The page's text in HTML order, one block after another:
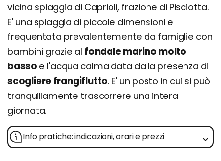
vicina spiaggia di Caprioli, frazione di Pisciotta.
E' una spiaggia di piccole dimensioni e
frequentata prevalentemente da famiglie con
bambini grazie al fondale marino molto
basso e l'acqua calma data dalla presenza di
scogliere frangiflutto. E' un posto in cui si può
tranquillamente trascorrere una intera
giornata.
Info pratiche: indicazioni, orari e prezzi